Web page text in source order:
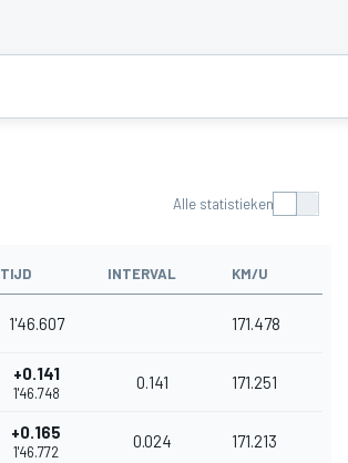
Alle statistieken
TIJD INTERVAL KM/U
1'46.607 171.478
+0.141
1'46.748
0.141 171.251
+0.165
1'46.772
0.024 171.213